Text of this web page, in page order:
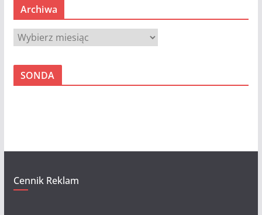
Archiwa
A
r
c
SONDA
Cennik Reklam